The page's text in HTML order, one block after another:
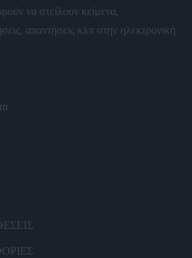
να στείλουν κείμενα,
απαντήσεις κλπ στην ηλεκτρονική